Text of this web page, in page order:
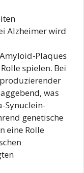
Alzheimer wird
Plaques
spielen. Bei
was
Synuclein-
genetische
eine Rolle